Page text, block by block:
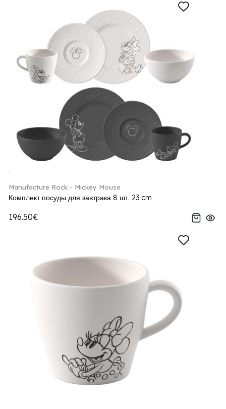
Manufacture Rock - Mickey Mouse
Комплект посуды для завтрака 8 шт. 23 cm
196.50€